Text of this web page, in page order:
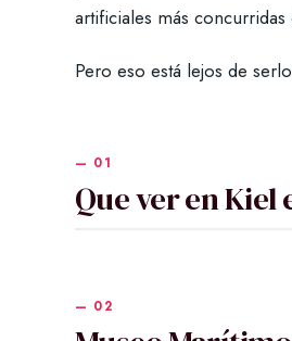
artificiales más
Pero eso está lejos de
Que ver en